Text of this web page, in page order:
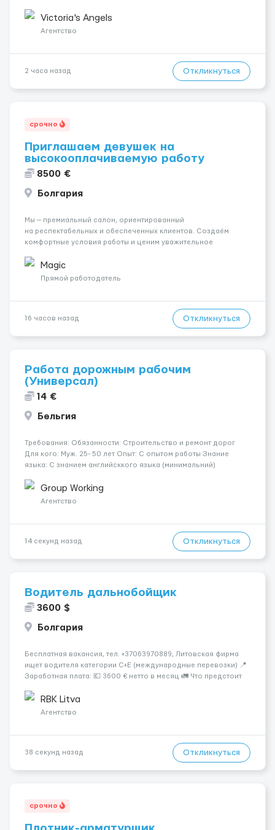
Опытная команда с годами практики — Стабильный поток
клиентов (без ...
Victoria's Angels
Агентство
2 часа назад Откликнуться
срочно
Приглашаем девушек на
высокооплачиваемую работу
8500 €
Болгария
Мы — премиальный салон, ориентированный
на респектабельных и обеспеченных клиентов. Создаём
комфортные условия работы и ценим уважительное
💎 Высокий доход — от 2000 € в неделю и выше 💎 Честная
сис...
Magic
Прямой работодатель
16 часов назад Откликнуться
Работа дорожным рабочим
(Универсал)
14 €
Бельгия
Требования: Обязанности: Строительство и ремонт дорог
Для кого: Муж. 25- 50 лет Опыт: С опытом работы Знание
языка: С знанием английсккого языка (минимальний)
биометрический паспорт (для граждан Украины) Где
работать? ...
Group Working
Агентство
14 секунд назад Откликнуться
Водитель дальнобойщик
3600 $
Болгария
Бесплатная вакансия, тел. +37063970889, Литовская фирма
ищет водителя категории C+E (международные перевозки) 📍
Заработная плата: 💶 3600 € нетто в месяц 🚛 Что предстоит
рефрижераторах. В среднем 400–500 км в день. Погрузки и
разгрузки...
RBK Litva
Агентство
38 секунд назад Откликнуться
срочно